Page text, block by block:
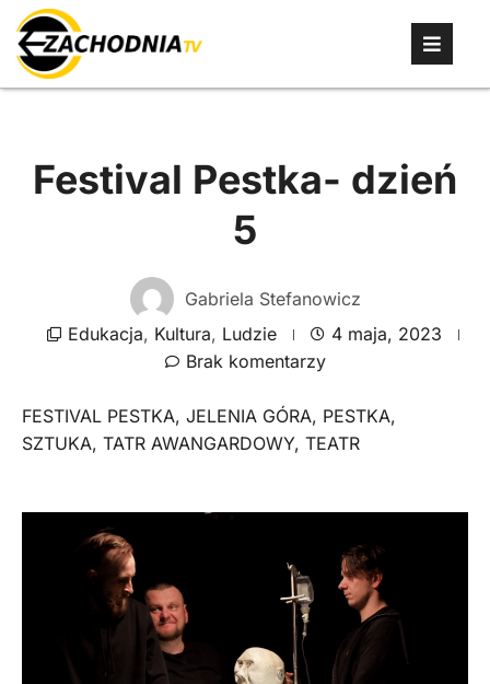
Festival Pestka- dzień
5
Gabriela Stefanowicz
Edukacja, Kultura, Ludzie
4 maja, 2023
Brak komentarzy
FESTIVAL PESTKA, JELENIA GÓRA, PESTKA,
SZTUKA, TATR AWANGARDOWY, TEATR